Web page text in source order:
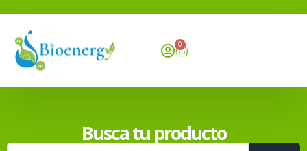
0
Busca tu producto